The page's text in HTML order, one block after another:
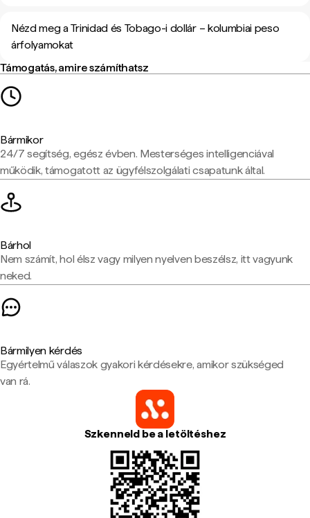
Nézd meg a Trinidad és Tobago-i dollár – kolumbiai peso
árfolyamokat
Támogatás, amire számíthatsz
Bármikor
24/7 segítség, egész évben. Mesterséges intelligenciával
működik, támogatott az ügyfélszolgálati csapatunk által.
Bárhol
Nem számít, hol élsz vagy milyen nyelven beszélsz, itt vagyunk
neked.
Bármilyen kérdés
Egyértelmű válaszok gyakori kérdésekre, amikor szükséged
van rá.
Szkenneld be a letöltéshez